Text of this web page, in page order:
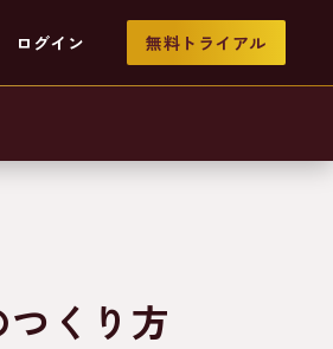
ログイン 無料トライアル
くり方